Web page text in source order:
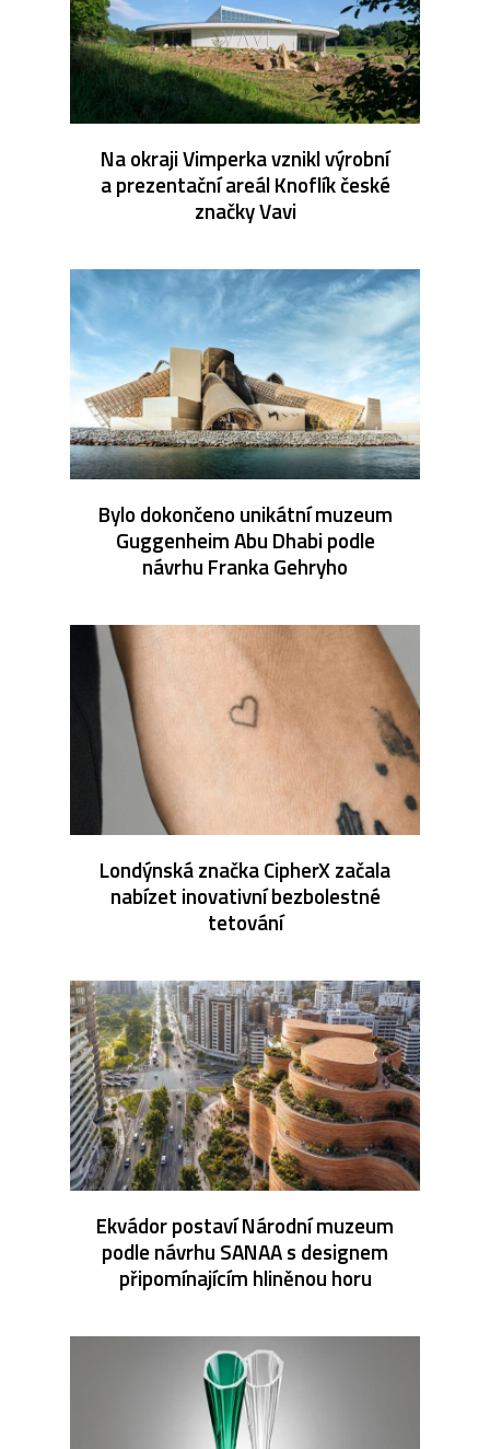
Na okraji Vimperka vznikl výrobní
a prezentační areál Knoflík české
značky Vavi
Bylo dokončeno unikátní muzeum
Guggenheim Abu Dhabi podle
návrhu Franka Gehryho
Londýnská značka CipherX začala
nabízet inovativní bezbolestné
tetování
Ekvádor postaví Národní muzeum
podle návrhu SANAA s designem
připomínajícím hliněnou horu